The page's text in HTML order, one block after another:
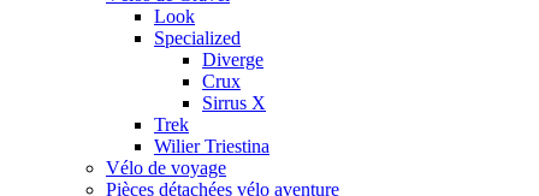
Look
Specialized
Diverge
Crux
Sirrus X
Trek
Wilier Triestina
Vélo de voyage
Pièces détachées vélo aventure